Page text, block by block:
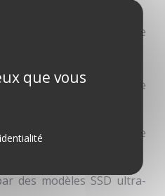
assistance technique
internet, installation de
et sécurisation de votre
des modèles SSD ultra-
que vous